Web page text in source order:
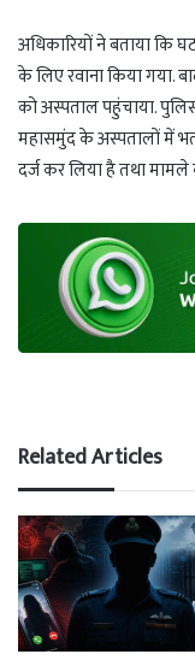
अधिकारियों ने बताया कि
के लिए रवाना किया गया.
को अस्पताल पहुंचाया.
महासमुंद के अस्पतालों में
दर्ज कर लिया है तथा मामले
Related Articles